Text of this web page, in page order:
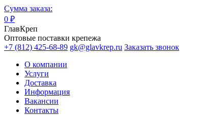
Сумма заказа:
0 ₽
ГлавКреп
Оптовые поставки крепежа
+7 (812) 425-68-89 gk@glavkrep.ru Заказать звонок
О компании
Услуги
Доставка
Информация
Вакансии
Контакты